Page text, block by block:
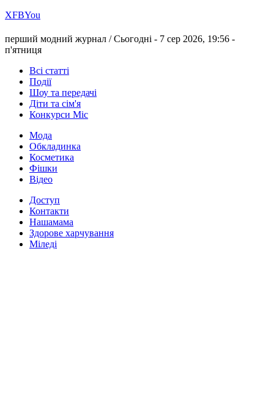
ХFBYou
перший модний журнал /Сьогодні - 7 сер 2026, 19:56 -
п'ятниця
Всі статті
Події
Шоу та передачі
Діти та сім'я
Конкурси Міс
Мода
Обкладинка
Косметика
Фішки
Відео
Доступ
Контакти
Нашамама
Здорове харчування
Міледі